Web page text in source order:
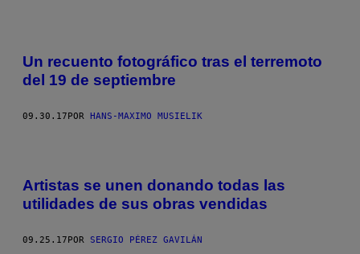
Un recuento fotográfico tras el terremoto
del 19 de septiembre
09.30.17POR HANS-MAXIMO MUSIELIK
Artistas se unen donando todas las
utilidades de sus obras vendidas
09.25.17 POR SERGIO PÉREZ GAVILÁN